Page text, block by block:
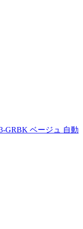
GRBK ベージュ 自動